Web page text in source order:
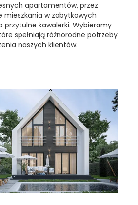
apartamentów, przez
mieszkania w zabytkowych
przytulne kawalerki. Wybieramy
spełniają różnorodne potrzeby
naszych klientów.